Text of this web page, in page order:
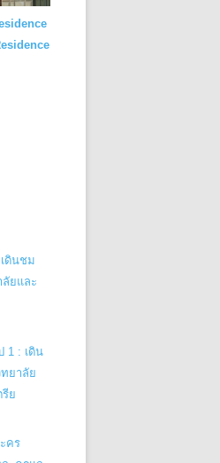
ดินชม
ยและ
1 : เดิน
ยาลัย
ย
คร